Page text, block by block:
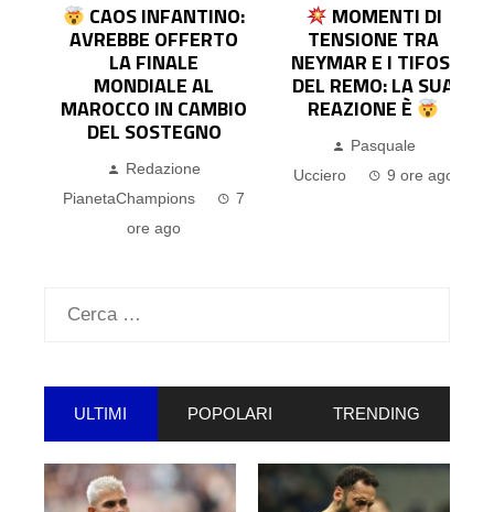
CAOS INFANTINO:
AVREBBE OFFERTO
LA FINALE
MONDIALE AL
MAROCCO IN CAMBIO
DEL SOSTEGNO
Redazione
PianetaChampions
7
ore ago
MOMENTI DI
TENSIONE TRA
NEYMAR E I TIFOSI
DEL REMO: LA SUA
REAZIONE È
Pasquale
Ucciero
9 ore ago
Ricerca
ULTIMI POPOLARI TRENDING